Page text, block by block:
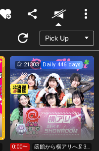
Unmute
21303 Daily 446 days
0:00〜
函館から横アリへ🦑32